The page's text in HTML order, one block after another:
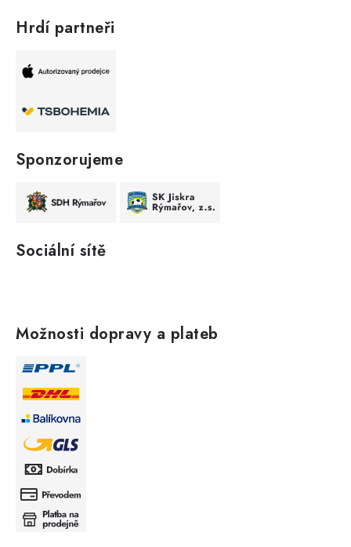
Hrdí partneři
Sponzorujeme
Sociální sítě
Možnosti dopravy a plateb